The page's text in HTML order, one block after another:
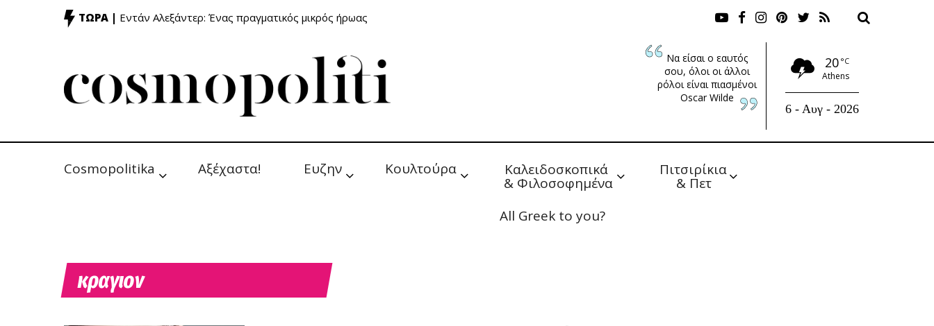
ΤΩΡΑ | Εντάν Αλεξάντερ: Ένας πραγματικός μικρός ήρωας
Να είσαι ο εαυτός
σου, όλοι οι άλλοι
ρόλοι είναι πιασμένοι
Oscar Wilde
20 °C
Athens
6 - Αυγ - 2026
Cosmopolitika Αξέχαστα! Ευζην Κουλτούρα Καλειδοσκοπικά
& Φιλοσοφημένα
Πιτσιρίκια
& Πετ
All Greek to you?
κραγιον